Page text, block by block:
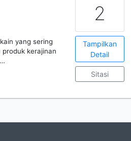
yang sering
kerajinan
2
Tampilkan
Detail
Sitasi